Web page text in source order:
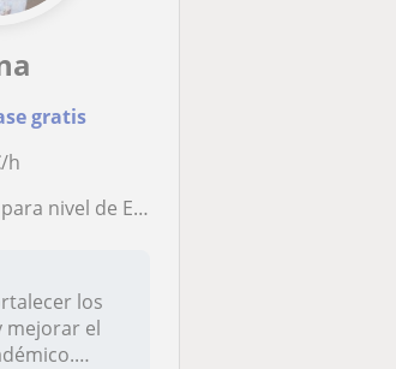
gratis
h
de ESO de refuerzo
los
mejorar el